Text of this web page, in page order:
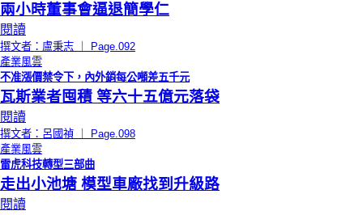
兩小時董事會逼退簡學仁
閱讀
撰文者：盧秉志 ｜ Page.092
產業風雲
不准漲價禁令下，內外銷每公噸差五千元
瓦斯業者囤積 等六十五億元落袋
閱讀
撰文者：呂國禎 ｜ Page.098
產業風雲
雷虎科技轉型三部曲
走出小池塘 模型車廠找到升級路
閱讀